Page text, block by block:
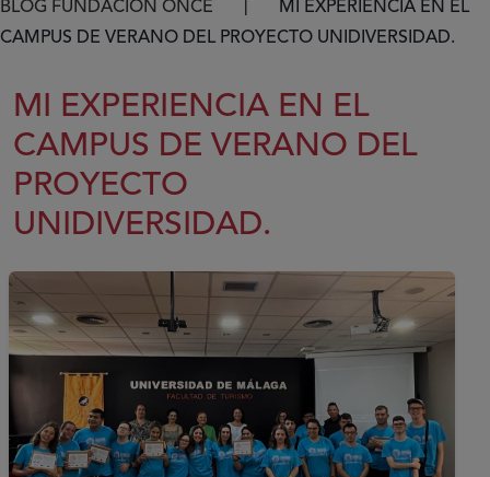
Ruta de navegación
BLOG FUNDACIÓN ONCE
MI EXPERIENCIA EN EL
CAMPUS DE VERANO DEL PROYECTO UNIDIVERSIDAD.
MI EXPERIENCIA EN EL
CAMPUS DE VERANO DEL
PROYECTO
UNIDIVERSIDAD.